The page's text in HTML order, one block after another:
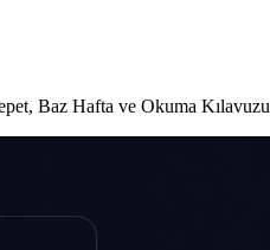
Baz Hafta ve Okuma Kılavuzu